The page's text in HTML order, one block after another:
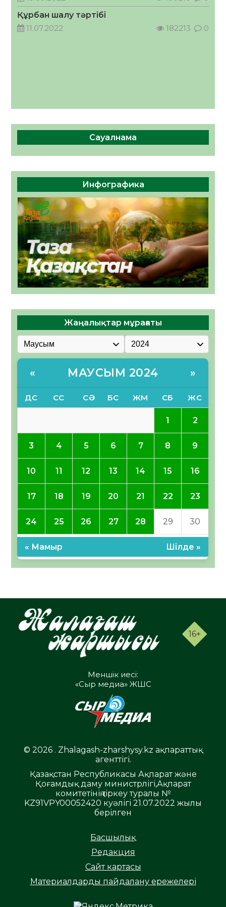
ҚОСЫЛҒАН ҮЛЕС
05.08.2026
Құрбан шалу тәртібі
11.07.2022
182213 0
Сауалнама
Инфографика
Жаңалықтар мұрағаты
« МАУСЫМ 2024 »
ДС СС СӘ БС ЖМ СБ ЖС
1 2
3 4 5 6 7 8 9
10 11 12 13 14 15 16
17 18 19 20 21 22 23
24 25 26 27 28 29 30
« Мамыр Шілде »
16+
Меншік иесі:
«Сыр медиа» ЖШС
© 2026 . Zhalagash-zharshysy.kz ақпараттық
агенттігі.
Қазақстан Республикасы Ақпарат және
Қоғамдық даму министрлігі,Ақпарат
комитетінің тіркеу туралы №
KZ91VPY00052420 куәлігі 21.07.2022 жылы
берілген
Басшылық
Редакция
Сайт картасы
Материалдарды пайдалану ережелері